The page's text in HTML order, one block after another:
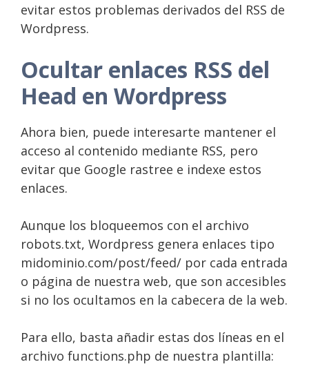
evitar estos problemas derivados del RSS de
Wordpress.
Ocultar enlaces RSS del
Head en Wordpress
Ahora bien, puede interesarte mantener el
acceso al contenido mediante RSS, pero
evitar que Google rastree e indexe estos
enlaces.
Aunque los bloqueemos con el archivo
robots.txt, Wordpress genera enlaces tipo
midominio.com/post/feed/ por cada entrada
o página de nuestra web, que son accesibles
si no los ocultamos en la cabecera de la web.
Para ello, basta añadir estas dos líneas en el
archivo functions.php de nuestra plantilla: